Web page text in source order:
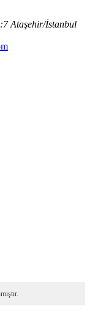
Ataşehir/İstanbul